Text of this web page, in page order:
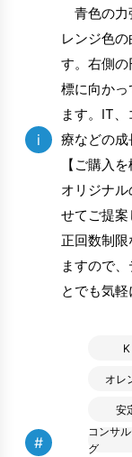
i
青色の力
レンジ色
す。右側
標に向か
ます。IT
療などの成
【ご購入
オリジナ
せてご提
正回数制
ますので
とでも気軽
#
K
オレ
安
コンサ
グ